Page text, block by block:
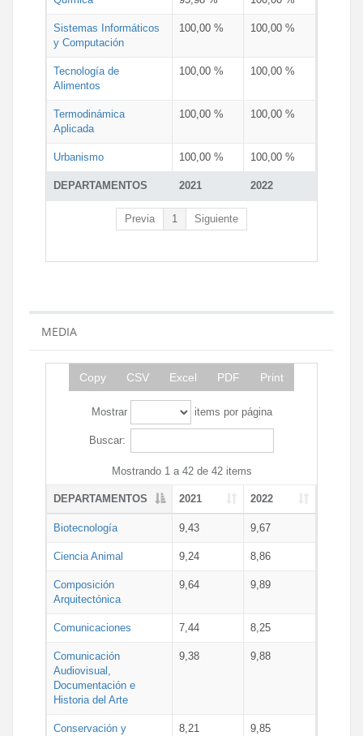
DEPARTAMENTOS 2021 2022
Sistemas Informáticos
y Computación
100,00 % 100,00 %
Tecnología de
Alimentos
100,00 % 100,00 %
Termodinámica
Aplicada
100,00 % 100,00 %
Urbanismo 100,00 % 100,00 %
Previa 1 Siguiente
MEDIA
Copy CSV Excel PDF Print
Mostrar items por página
Buscar:
Mostrando 1 a 42 de 42 items
DEPARTAMENTOS 2021 2022
Biotecnología 9,43 9,67
Ciencia Animal 9,24 8,86
Composición
Arquitectónica
9,64 9,89
Comunicaciones 7,44 8,25
Comunicación
Audiovisual,
Documentación e
Historia del Arte
9,38 9,88
Conservación y
8,21 9,85